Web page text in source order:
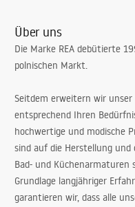
Über uns
Die Marke REA debütierte
polnischen Markt.
Seitdem erweitern wir unser
entsprechend Ihren
hochwertige und modische
sind auf die Herstellung
Bad- und Küchenarmaturen
Grundlage langjähriger
garantieren wir, dass alle